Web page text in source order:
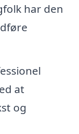
har den
at
og